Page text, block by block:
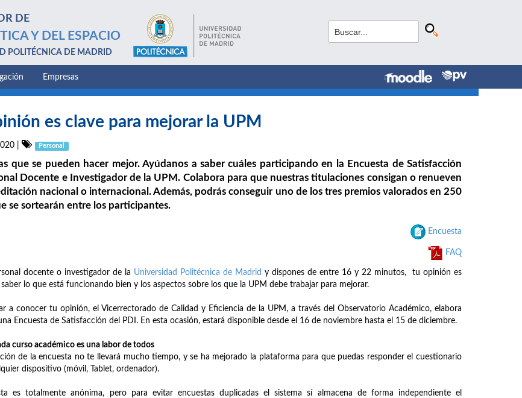
DE
Y DEL ESPACIO
POLITÉCNICA DE MADRID
Empresas
es clave para mejorar la UPM
Personal
que se pueden hacer mejor. Ayúdanos a saber cuáles participando en la Encuesta de Satisfacción
Docente e Investigador de la UPM. Colabora para que nuestras titulaciones consigan o renueven
nacional o internacional. Además, podrás conseguir uno de los tres premios valorados en 250
se sortearán entre los participantes.
Encuesta
FAQ
docente o investigador de la Universidad Politécnica de Madrid y dispones de entre 16 y 22 minutos, tu opinión es
lo que está funcionando bien y los aspectos sobre los que la UPM debe trabajar para mejorar.
a conocer tu opinión, el Vicerrectorado de Calidad y Eficiencia de la UPM, a través del Observatorio Académico, elabora
Encuesta de Satisfacción del PDI. En esta ocasión, estará disponible desde el 16 de noviembre hasta el 15 de diciembre.
curso académico es una labor de todos
de la encuesta no te llevará mucho tiempo, y se ha mejorado la plataforma para que puedas responder el cuestionario
dispositivo (móvil, Tablet, ordenador).
es totalmente anónima, pero para evitar encuestas duplicadas el sistema sí almacena de forma independiente el